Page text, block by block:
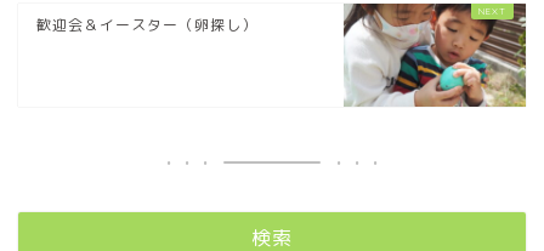
歓迎会＆イースター（卵探し）
検索